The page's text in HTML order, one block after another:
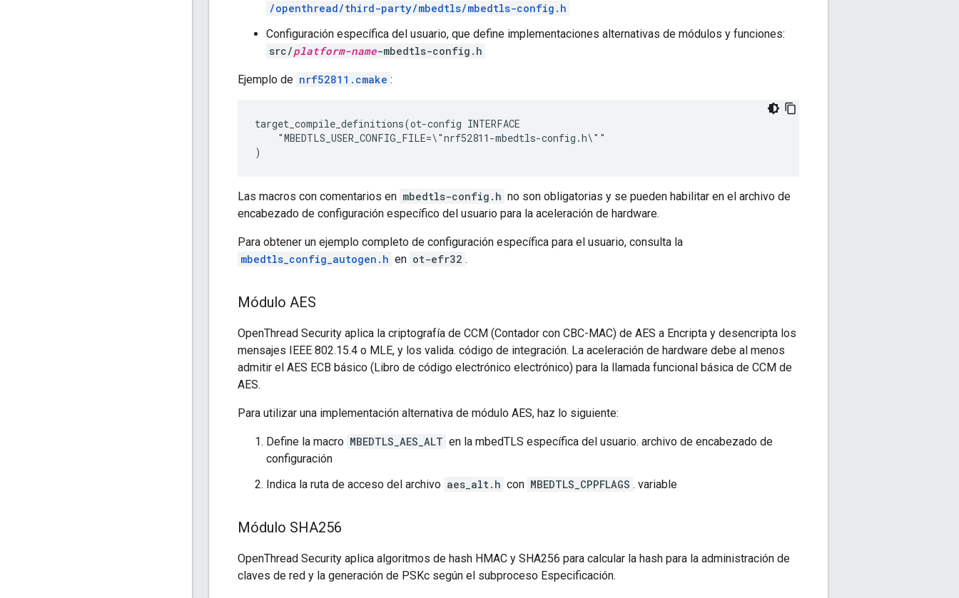
/openthread/third-party/mbedtls/mbedtls-config.h
Configuración específica del usuario, que define implementaciones alternativas de módulos y funciones:
src/platform-name-mbedtls-config.h
Ejemplo de nrf52811.cmake :
target_compile_definitions(ot-config INTERFACE
    "MBEDTLS_USER_CONFIG_FILE=\"nrf52811-mbedtls-config.h\""
Las macros con comentarios en mbedtls-config.h no son obligatorias y se pueden habilitar en el archivo de
encabezado de configuración específico del usuario para la aceleración de hardware.
Para obtener un ejemplo completo de configuración específica para el usuario, consulta la
mbedtls_config_autogen.h en ot-efr32 .
Módulo AES
OpenThread Security aplica la criptografía de CCM (Contador con CBC-MAC) de AES a Encripta y desencripta los
mensajes IEEE 802.15.4 o MLE, y los valida. código de integración. La aceleración de hardware debe al menos
admitir el AES ECB básico (Libro de código electrónico electrónico) para la llamada funcional básica de CCM de
AES.
Para utilizar una implementación alternativa de módulo AES, haz lo siguiente:
Define la macro MBEDTLS_AES_ALT en la mbedTLS específica del usuario. archivo de encabezado de
configuración
Indica la ruta de acceso del archivo aes_alt.h con MBEDTLS_CPPFLAGS . variable
Módulo SHA256
OpenThread Security aplica algoritmos de hash HMAC y SHA256 para calcular la hash para la administración de
claves de red y la generación de PSKc según el subproceso Especificación.